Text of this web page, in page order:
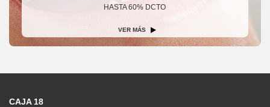
HASTA 60% DCTO
VER MÁS
CAJA 18